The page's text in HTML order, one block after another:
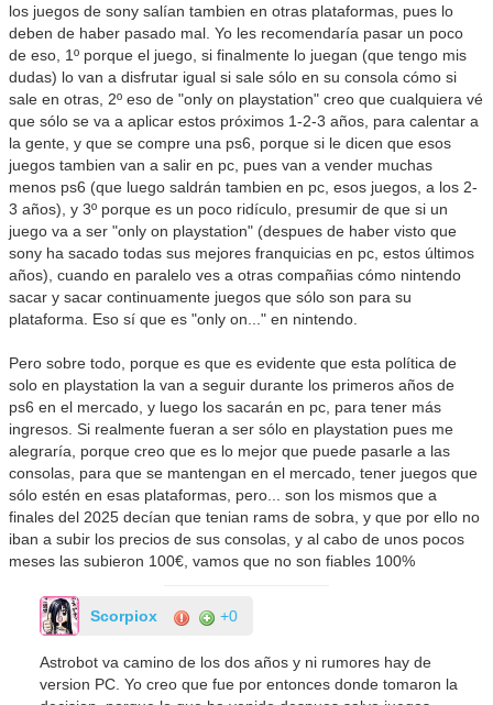
los juegos de sony salían tambien en otras plataformas, pues lo
deben de haber pasado mal. Yo les recomendaría pasar un poco
de eso, 1º porque el juego, si finalmente lo juegan (que tengo mis
dudas) lo van a disfrutar igual si sale sólo en su consola cómo si
sale en otras, 2º eso de "only on playstation" creo que cualquiera vé
que sólo se va a aplicar estos próximos 1-2-3 años, para calentar a
la gente, y que se compre una ps6, porque si le dicen que esos
juegos tambien van a salir en pc, pues van a vender muchas
menos ps6 (que luego saldrán tambien en pc, esos juegos, a los 2-
3 años), y 3º porque es un poco ridículo, presumir de que si un
juego va a ser "only on playstation" (despues de haber visto que
sony ha sacado todas sus mejores franquicias en pc, estos últimos
años), cuando en paralelo ves a otras compañias cómo nintendo
sacar y sacar continuamente juegos que sólo son para su
plataforma. Eso sí que es "only on..." en nintendo.
Pero sobre todo, porque es que es evidente que esta política de
solo en playstation la van a seguir durante los primeros años de
ps6 en el mercado, y luego los sacarán en pc, para tener más
ingresos. Si realmente fueran a ser sólo en playstation pues me
alegraría, porque creo que es lo mejor que puede pasarle a las
consolas, para que se mantengan en el mercado, tener juegos que
sólo estén en esas plataformas, pero... son los mismos que a
finales del 2025 decían que tenian rams de sobra, y que por ello no
iban a subir los precios de sus consolas, y al cabo de unos pocos
meses las subieron 100€, vamos que no son fiables 100%
Scorpiox +0
Astrobot va camino de los dos años y ni rumores hay de
version PC. Yo creo que fue por entonces donde tomaron la